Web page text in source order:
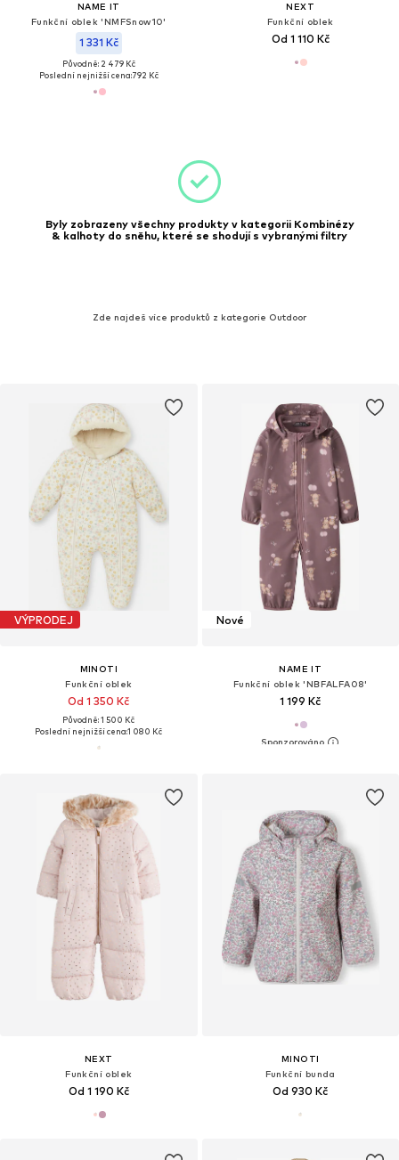
NAME IT
Funkční oblek 'NMFSnow10'
1 331 Kč
Původně: 2 479 Kč
Poslední nejnižší cena:792 Kč
NEXT
Funkční oblek
Od 1 110 Kč
Byly zobrazeny všechny produkty v kategorii Kombinézy
& kalhoty do sněhu, které se shodují s vybranými filtry
Zde najdeš více produktů z kategorie Outdoor
VÝPRODEJ
MINOTI
Funkční oblek
Od 1 350 Kč
Původně: 1 500 Kč
Poslední nejnižší cena:1 080 Kč
Nové
NAME IT
Funkční oblek 'NBFALFA08'
1 199 Kč
NEXT
Funkční oblek
Od 1 190 Kč
MINOTI
Funkční bunda
Od 930 Kč